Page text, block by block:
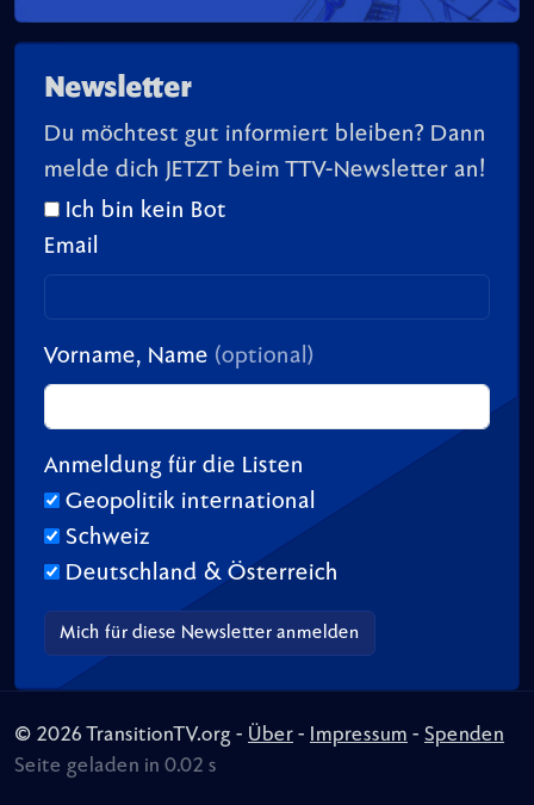
Newsletter
Du möchtest gut informiert bleiben? Dann
melde dich JETZT beim TTV-Newsletter an!
Ich bin kein Bot
Email
Vorname, Name (optional)
Anmeldung für die Listen
Geopolitik international
Schweiz
Deutschland & Österreich
© 2026 TransitionTV.org - Über - Impressum - Spenden
Seite geladen in 0.02 s